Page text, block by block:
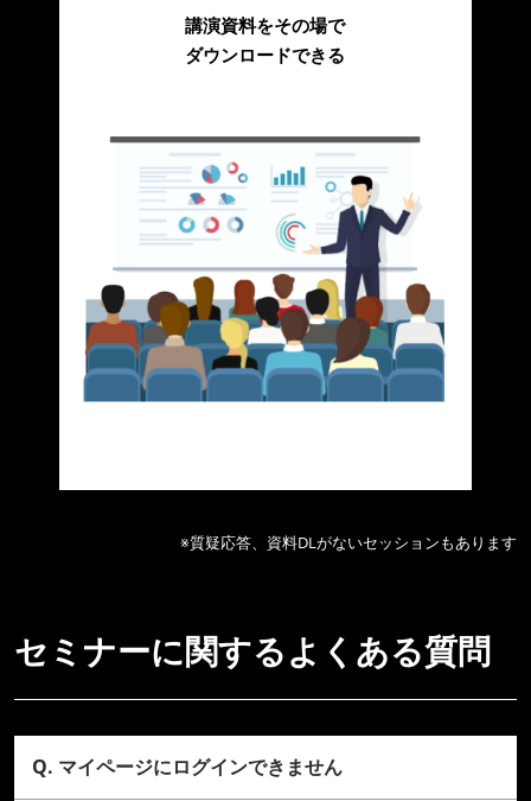
講演資料をその場で
ダウンロードできる
※質疑応答、資料DLがないセッションもあります
セミナーに関するよくある質問
Q. マイページにログインできません